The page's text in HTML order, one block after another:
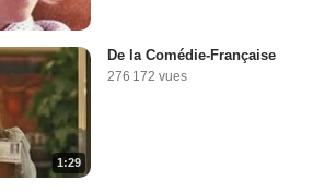
1:29
De la Comédie-Française
276 172 vues